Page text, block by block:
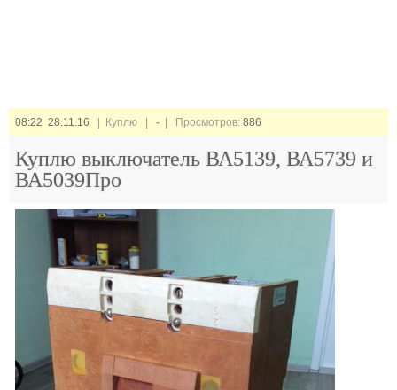
08:22 28.11.16 | Куплю | - | Просмотров: 886
Куплю выключатель ВА5139, ВА5739 и
ВА5039Про